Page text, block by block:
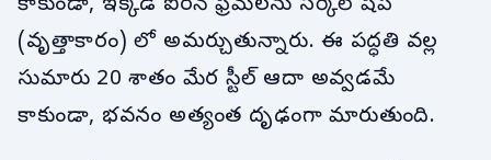
(వృత్తాకారం) లో అమర్చుతున్నారు. ఈ పద్ధతి వల్ల
సుమారు 20 శాతం మేర స్టీల్ ఆదా అవ్వడమే
కాకుండా, భవనం అత్యంత దృఢంగా మారుతుంది.